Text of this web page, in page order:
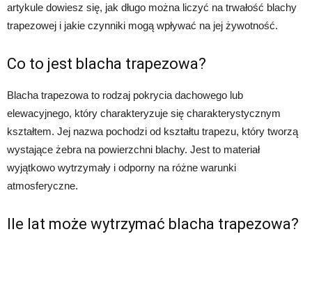
artykule dowiesz się, jak długo można liczyć na trwałość blachy
trapezowej i jakie czynniki mogą wpływać na jej żywotność.
Co to jest blacha trapezowa?
Blacha trapezowa to rodzaj pokrycia dachowego lub
elewacyjnego, który charakteryzuje się charakterystycznym
kształtem. Jej nazwa pochodzi od kształtu trapezu, który tworzą
wystające żebra na powierzchni blachy. Jest to materiał
wyjątkowo wytrzymały i odporny na różne warunki
atmosferyczne.
Ile lat może wytrzymać blacha trapezowa?